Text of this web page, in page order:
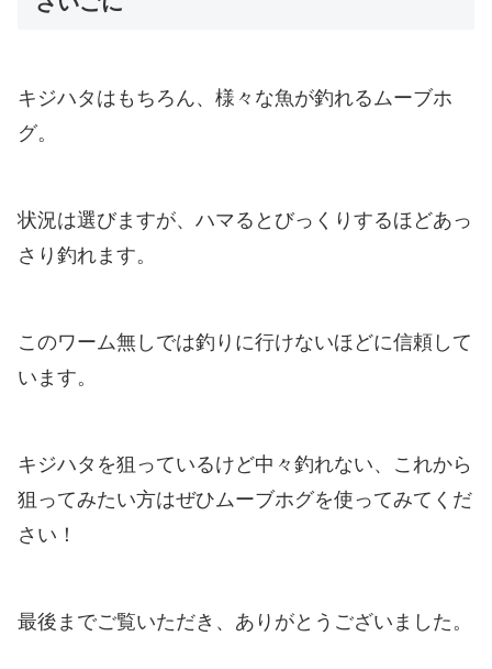
キジハタはもちろん、様々な魚が釣れるムーブホ
グ。
状況は選びますが、ハマるとびっくりするほどあっ
さり釣れます。
このワーム無しでは釣りに行けないほどに信頼して
います。
キジハタを狙っているけど中々釣れない、これから
狙ってみたい方はぜひムーブホグを使ってみてくだ
さい！
最後までご覧いただき、ありがとうございました。